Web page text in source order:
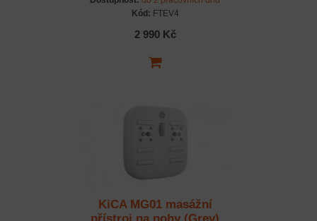
Kód: FTEV4
2 990 Kč
KiCA MG01 masážní